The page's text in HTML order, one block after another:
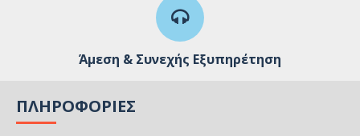
Άμεση & Συνεχής Εξυπηρέτηση
ΠΛΗΡΟΦΟΡΊΕΣ